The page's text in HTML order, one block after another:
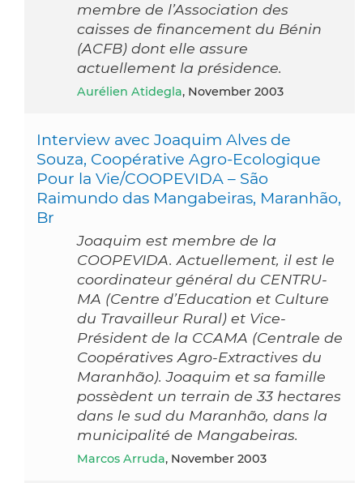
membre de l’Association des
caisses de financement du Bénin
(ACFB) dont elle assure
actuellement la présidence.
Aurélien Atidegla, November 2003
Interview avec Joaquim Alves de
Souza, Coopérative Agro-Ecologique
Pour la Vie/COOPEVIDA – São
Raimundo das Mangabeiras, Maranhão,
Br
Joaquim est membre de la
COOPEVIDA. Actuellement, il est le
coordinateur général du CENTRU-
MA (Centre d’Education et Culture
du Travailleur Rural) et Vice-
Président de la CCAMA (Centrale de
Coopératives Agro-Extractives du
Maranhão). Joaquim et sa famille
possèdent un terrain de 33 hectares
dans le sud du Maranhão, dans la
municipalité de Mangabeiras.
Marcos Arruda, November 2003